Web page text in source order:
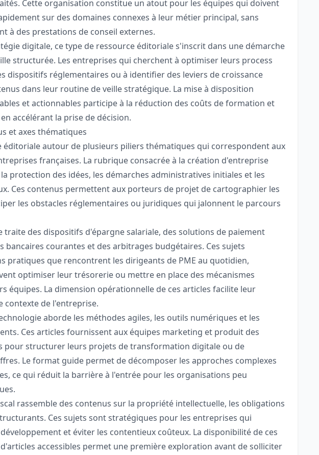
Cette organisation constitue un atout pour les équipes qui doivent
sur des domaines connexes à leur métier principal, sans
à des prestations de conseil externes.
digitale, ce type de ressource éditoriale s'inscrit dans une démarche
structurée. Les entreprises qui cherchent à optimiser leurs process
dispositifs réglementaires ou à identifier des leviers de croissance
dans leur routine de veille stratégique. La mise à disposition
et actionnables participe à la réduction des coûts de formation et
accélérant la prise de décision.
et axes thématiques
éditoriale autour de plusieurs piliers thématiques qui correspondent aux
françaises. La rubrique consacrée à la création d'entreprise
protection des idées, les démarches administratives initiales et les
Ces contenus permettent aux porteurs de projet de cartographier les
les obstacles réglementaires ou juridiques qui jalonnent le parcours
traite des dispositifs d'épargne salariale, des solutions de paiement
bancaires courantes et des arbitrages budgétaires. Ces sujets
pratiques que rencontrent les dirigeants de PME au quotidien,
optimiser leur trésorerie ou mettre en place des mécanismes
équipes. La dimension opérationnelle de ces articles facilite leur
contexte de l'entreprise.
aborde les méthodes agiles, les outils numériques et les
Ces articles fournissent aux équipes marketing et produit des
pour structurer leurs projets de transformation digitale ou de
Le format guide permet de décomposer les approches complexes
ce qui réduit la barrière à l'entrée pour les organisations peu
rassemble des contenus sur la propriété intellectuelle, les obligations
Ces sujets sont stratégiques pour les entreprises qui
et éviter les contentieux coûteux. La disponibilité de ces
accessibles permet une première exploration avant de solliciter